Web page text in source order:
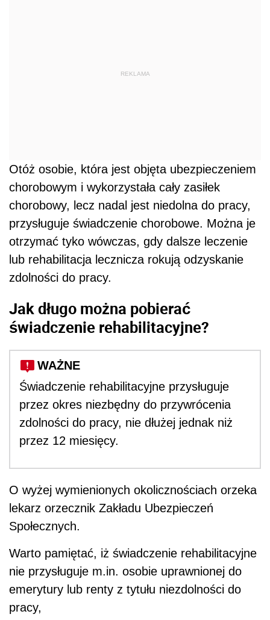
REKLAMA
Otóż osobie, która jest objęta ubezpieczeniem
chorobowym i wykorzystała cały zasiłek
chorobowy, lecz nadal jest niedolna do pracy,
przysługuje świadczenie chorobowe. Można je
otrzymać tyko wówczas, gdy dalsze leczenie
lub rehabilitacja lecznicza rokują odzyskanie
zdolności do pracy.
Jak długo można pobierać
świadczenie rehabilitacyjne?
WAŻNE
Świadczenie rehabilitacyjne przysługuje
przez okres niezbędny do przywrócenia
zdolności do pracy, nie dłużej jednak niż
przez 12 miesięcy.
O wyżej wymienionych okolicznościach orzeka
lekarz orzecznik Zakładu Ubezpieczeń
Społecznych.
Warto pamiętać, iż świadczenie rehabilitacyjne
nie przysługuje m.in. osobie uprawnionej do
emerytury lub renty z tytułu niezdolności do
pracy,